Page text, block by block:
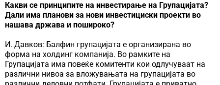
Какви се принципите на инвестирање на Групацијата?
Дали има планови за нови инвестициски проекти во
нашава држава и пошироко?
И. Давков: Балфин групацијата е организирана во
форма на холдинг компанија. Во рамките на
Групацијата има повеќе комитенти кои одлучуваат на
различни нивоа за вложувањата на групацијата во